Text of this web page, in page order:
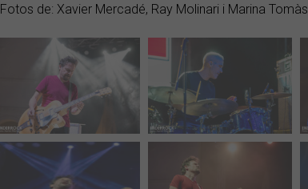
Fotos de: Xavier Mercadé, Ray Molinari i Marina Tomàs